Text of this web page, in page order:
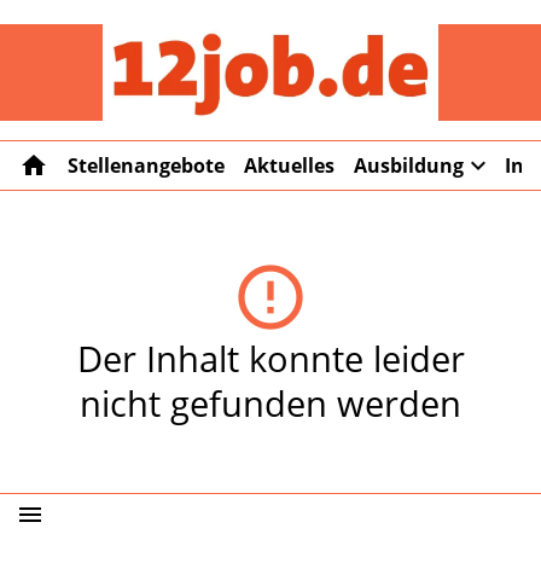
home Stellenangebote Aktuelles Ausbildung expand_more
error_outline
Der Inhalt konnte leider
nicht gefunden werden
menu